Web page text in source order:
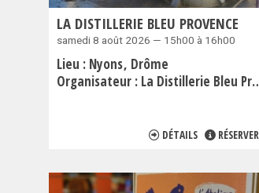
LA DISTILLERIE BLEU PROVENCE
samedi 8 août 2026 — 15h00 à 16h00
Lieu : Nyons Drôme
Organisateur : La Distillerie Bleu Provence
DÉTAILS RÉSERVER